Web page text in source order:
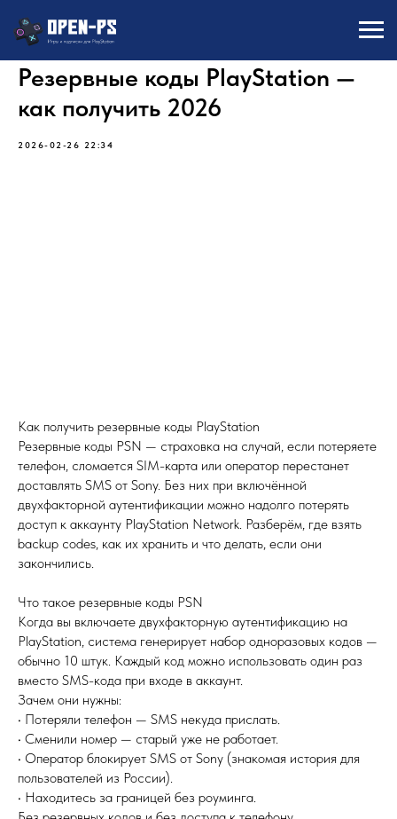
Резервные коды PlayStation —
как получить 2026
2026-02-26 22:34
Как получить резервные коды PlayStation
Резервные коды PSN — страховка на случай, если потеряете
телефон, сломается SIM-карта или оператор перестанет
доставлять SMS от Sony. Без них при включённой
двухфакторной аутентификации можно надолго потерять
доступ к аккаунту PlayStation Network. Разберём, где взять
backup codes, как их хранить и что делать, если они
закончились.
Что такое резервные коды PSN
Когда вы включаете двухфакторную аутентификацию на
PlayStation, система генерирует набор одноразовых кодов —
обычно 10 штук. Каждый код можно использовать один раз
вместо SMS-кода при входе в аккаунт.
Зачем они нужны:
• Потеряли телефон — SMS некуда прислать.
• Сменили номер — старый уже не работает.
• Оператор блокирует SMS от Sony (знакомая история для
пользователей из России).
• Находитесь за границей без роуминга.